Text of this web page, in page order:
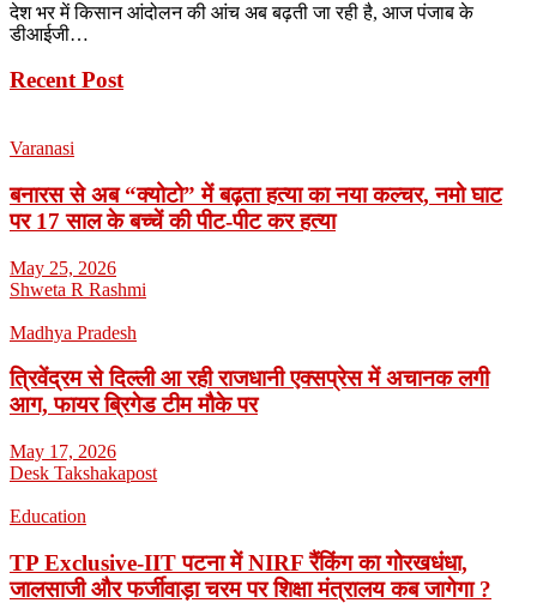
देश भर में किसान आंदोलन की आंच अब बढ़ती जा रही है, आज पंजाब के
डीआईजी…
Recent Post
Varanasi
बनारस से अब “क्योटो” में बढ़ता हत्या का नया कल्चर, नमो घाट
पर 17 साल के बच्चें की पीट-पीट कर हत्या
May 25, 2026
Shweta R Rashmi
Madhya Pradesh
त्रिवेंद्रम से दिल्ली आ रही राजधानी एक्सप्रेस में अचानक लगी
आग, फायर ब्रिगेड टीम मौके पर
May 17, 2026
Desk Takshakapost
Education
TP Exclusive-IIT पटना में NIRF रैंकिंग का गोरखधंधा,
जालसाजी और फर्जीवाड़ा चरम पर शिक्षा मंत्रालय कब जागेगा ?